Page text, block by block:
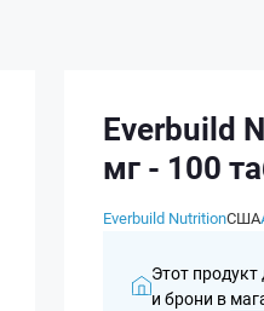
Everbuild
мг - 100
Everbuild NutritionСША
Этот
и брони в